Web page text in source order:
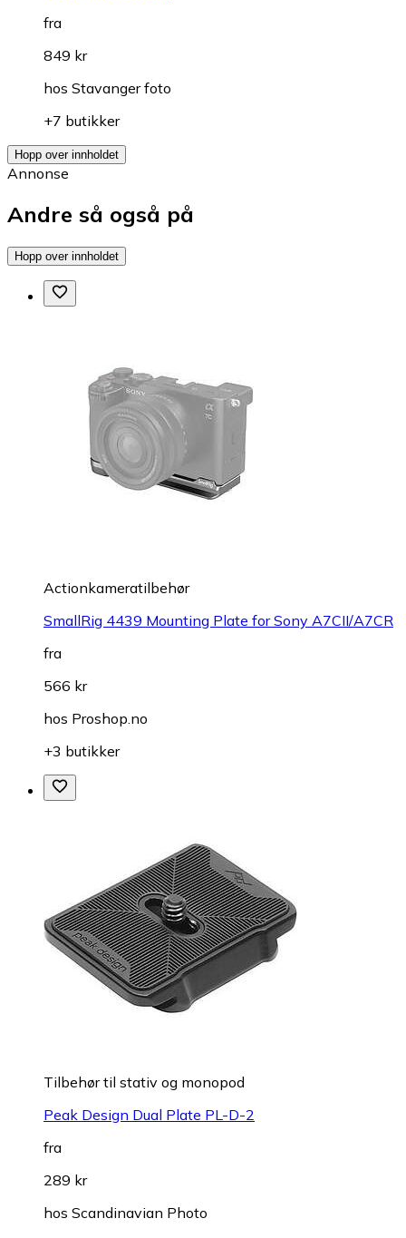
fra
849 kr
hos Stavanger foto
+7 butikker
Hopp over innholdet
Annonse
Andre så også på
Hopp over innholdet
Actionkameratilbehør
SmallRig 4439 Mounting Plate for Sony A7CII/A7CR
fra
566 kr
hos Proshop.no
+3 butikker
Tilbehør til stativ og monopod
Peak Design Dual Plate PL-D-2
fra
289 kr
hos Scandinavian Photo